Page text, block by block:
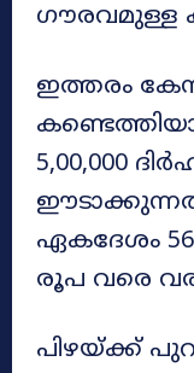
ഗൗരവമുള്ള
ഇത്തരം
5,00,000
ഏകദേശം
രൂപ വരെ
പിഴയ്ക്ക്